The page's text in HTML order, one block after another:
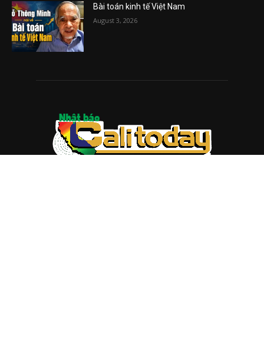
Bài toán kinh tế Việt Nam
August 3, 2026